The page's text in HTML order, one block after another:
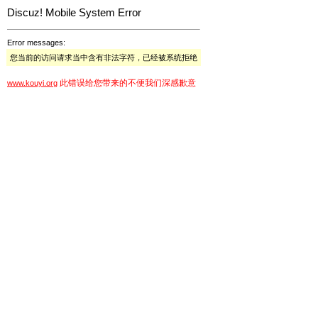
Discuz! Mobile System Error
Error messages:
您当前的访问请求当中含有非法字符，已经被系统拒绝
www.kouyi.org 此错误给您带来的不便我们深感歉意